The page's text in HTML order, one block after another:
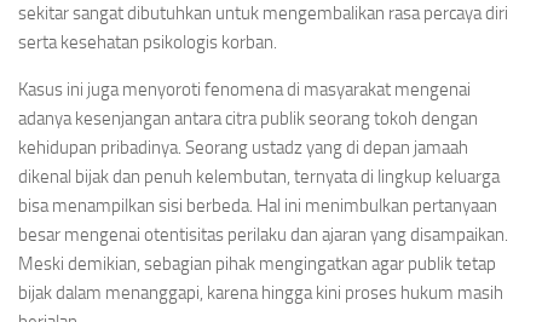
sekitar sangat dibutuhkan untuk mengembalikan rasa percaya diri
serta kesehatan psikologis korban.
Kasus ini juga menyoroti fenomena di masyarakat mengenai
adanya kesenjangan antara citra publik seorang tokoh dengan
kehidupan pribadinya. Seorang ustadz yang di depan jamaah
dikenal bijak dan penuh kelembutan, ternyata di lingkup keluarga
bisa menampilkan sisi berbeda. Hal ini menimbulkan pertanyaan
besar mengenai otentisitas perilaku dan ajaran yang disampaikan.
Meski demikian, sebagian pihak mengingatkan agar publik tetap
bijak dalam menanggapi, karena hingga kini proses hukum masih